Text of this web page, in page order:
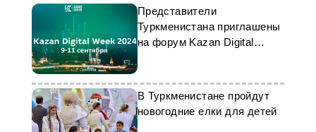
Представители
Туркменистана приглашены
на форум Kazan Digital
В Туркменистане пройдут
новогодние елки для детей